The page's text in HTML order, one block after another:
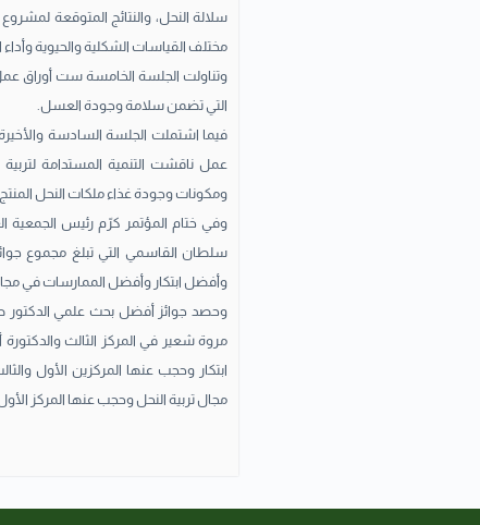
سلالة النحل، والنتائج المتوقعة
مختلف القياسات الشكلية والحيوية وأداء
وتناولت الجلسة الخامسة ست أوراق
التي تضمن سلامة وجودة العسل.
فيما اشتملت الجلسة السادسة والأخيرة
عمل ناقشت التنمية المستدامة
ومكونات وجودة غذاء ملكات النحل
وفي ختام المؤتمر كرّم رئيس الجمعية
وأفضل ابتكار وأفضل الممارسات في
وحصد جوائز أفضل بحث علمي الدكتور طه
مروة شعير في المركز الثالث والدكتورة
ابتكار وحجب عنها المركزين الأول
مجال تربية النحل وحجب عنها المركز الأول